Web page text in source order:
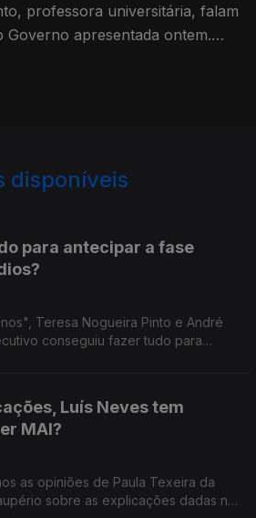
professora universitária, falam
apresentada ontem.
disponíveis
para antecipar a fase
Teresa Nogueira Pinto e André
conseguiu fazer tudo para
Luís Neves tem
MAI?
as opiniões de Paula Texeira da
sobre as explicações dadas na